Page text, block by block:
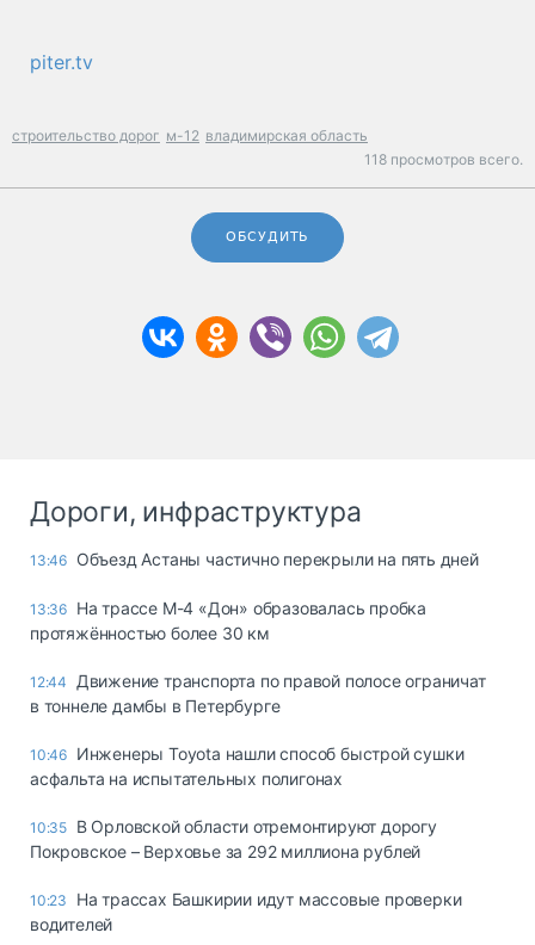
piter.tv
строительство дорог м-12 владимирская область
118 просмотров всего.
ОБСУДИТЬ
Дороги, инфраструктура
13:46 Объезд Астаны частично перекрыли на пять дней
13:36 На трассе М-4 «Дон» образовалась пробка
протяжённостью более 30 км
12:44
Движение транспорта по правой полосе ограничат
в тоннеле дамбы в Петербурге
10:46 Инженеры Toyota нашли способ быстрой сушки
асфальта на испытательных полигонах
10:35 В Орловской области отремонтируют дорогу
Покровское – Верховье за 292 миллиона рублей
10:23
На трассах Башкирии идут массовые проверки
водителей